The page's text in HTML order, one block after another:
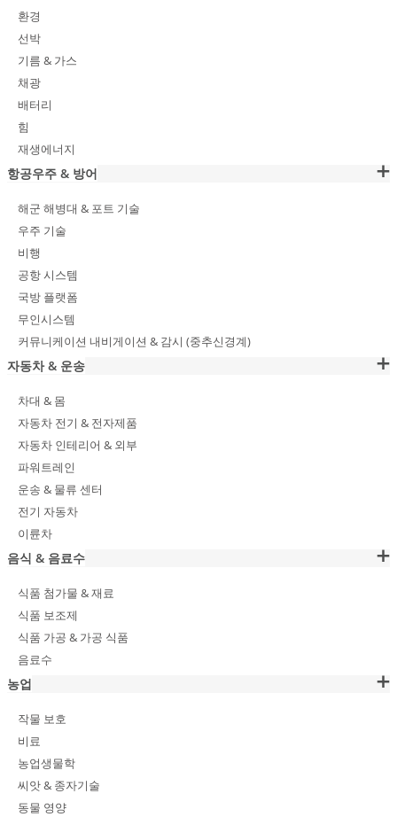
환경
선박
기름 & 가스
채광
배터리
힘
재생에너지
항공우주 & 방어
해군 해병대 & 포트 기술
우주 기술
비행
공항 시스템
국방 플랫폼
무인시스템
커뮤니케이션 내비게이션 & 감시 (중추신경계)
자동차 & 운송
차대 & 몸
자동차 전기 & 전자제품
자동차 인테리어 & 외부
파워트레인
운송 & 물류 센터
전기 자동차
이륜차
음식 & 음료수
식품 첨가물 & 재료
식품 보조제
식품 가공 & 가공 식품
음료수
농업
작물 보호
비료
농업생물학
씨앗 & 종자기술
동물 영양